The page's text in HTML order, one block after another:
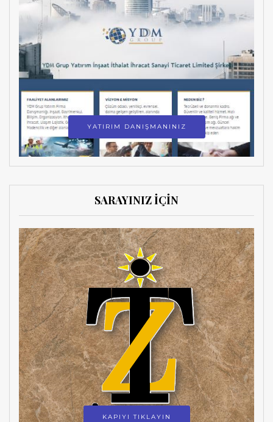
YATIRIM DANIŞMANINIZ
SARAYINIZ İÇİN
KAPIYI TIKLAYIN